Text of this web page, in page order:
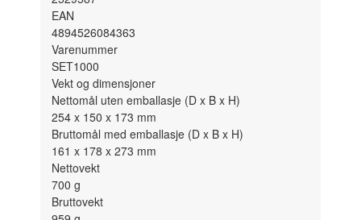
EAN
4894526084363
Varenummer
SET1000
Vekt og dimensjoner
Nettomål uten emballasje (D x B x H)
254 x 150 x 173 mm
Bruttomål med emballasje (D x B x H)
161 x 178 x 273 mm
Nettovekt
700g
Bruttovekt